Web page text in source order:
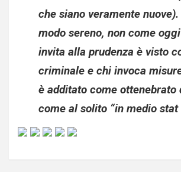
che siano veramente
modo sereno, non come
invita alla prudenza è visto
criminale e chi invoca
è additato come ottenebrato
come al solito “in medio stat